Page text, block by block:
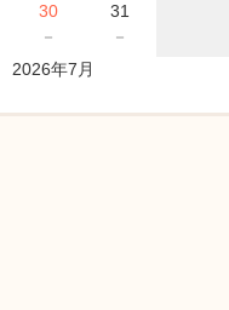
30
－
31
－
2026年7月